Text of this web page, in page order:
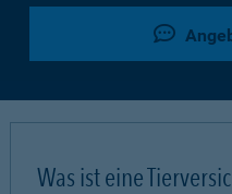
Was ist eine